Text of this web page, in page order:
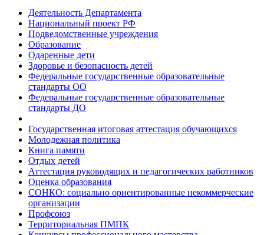
Деятельность Департамента
Национальный проект РФ
Подведомственные учреждения
Образование
Одаренные дети
Здоровье и безопасность детей
Федеральные государственные образовательные
стандарты ОО
Федеральные государственные образовательные
стандарты ДО
Государственная итоговая аттестация обучающихся
Молодежная политика
Книга памяти
Отдых детей
Аттестация руководящих и педагогических работников
Оценка образования
СОНКО: социально ориентированные некоммерческие
организации
Профсоюз
Территориальная ПМПК